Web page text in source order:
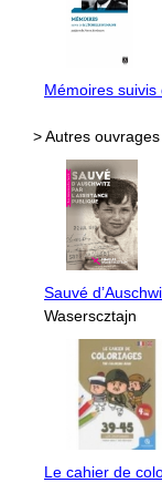
Mémoires suivis
> Autres
Sauvé
Waserscztajn
Le cahier de